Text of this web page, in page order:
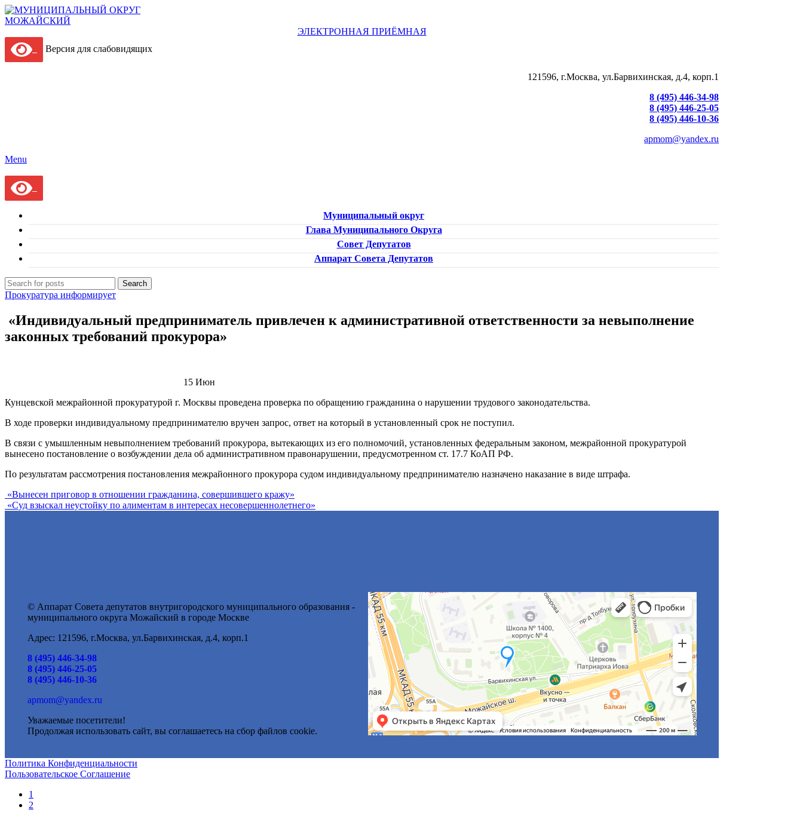
ЭЛЕКТРОННАЯ ПРИЁМНАЯ
Версия для слабовидящих
121596, г.Москва, ул.Барвихинская, д.4, корп.1
8 (495) 446-34-98
8 (495) 446-25-05
8 (495) 446-10-36
apmom@yandex.ru
Menu
Муниципальный округ
Глава Муниципального Округа
Совет Депутатов
Аппарат Совета Депутатов
Search
Прокуратура информирует
«Индивидуальный предприниматель привлечен к административной ответственности за невыполнение
законных требований прокурора»
15 Июн
Кунцевской межрайонной прокуратурой г. Москвы проведена проверка по обращению гражданина о нарушении трудового законодательства.
В ходе проверки индивидуальному предпринимателю вручен запрос, ответ на который в установленный срок не поступил.
В связи с умышленным невыполнением требований прокурора, вытекающих из его полномочий, установленных федеральным законом, межрайонной прокуратурой
вынесено постановление о возбуждении дела об административном правонарушении, предусмотренном ст. 17.7 КоАП РФ.
По результатам рассмотрения постановления межрайонного прокурора судом индивидуальному предпринимателю назначено наказание в виде штрафа.
«Вынесен приговор в отношении гражданина, совершившего кражу»
«Суд взыскал неустойку по алиментам в интересах несовершеннолетнего»
© Аппарат Совета депутатов внутригородского муниципального образования -
муниципального округа Можайский в городе Москве
Адрес: 121596, г.Москва, ул.Барвихинская, д.4, корп.1
8 (495) 446-34-98
8 (495) 446-25-05
8 (495) 446-10-36
apmom@yandex.ru
Уважаемые посетители!
Продолжая использовать сайт, вы соглашаетесь на сбор файлов cookie.
Политика Конфиденциальности
Пользовательское Соглашение
1
2